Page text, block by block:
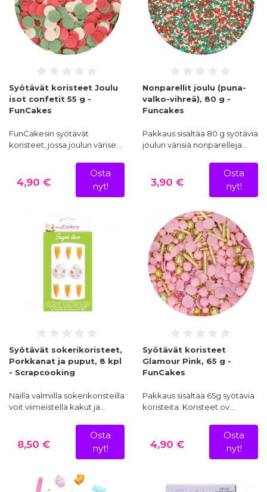
Syötävät koristeet Joulu
isot confetit 55 g -
FunCakes
FunCakesin syötävät
koristeet, jossa joulun värise…
4,90 €
Osta
nyt!
Nonparellit joulu (puna-
valko-vihreä), 80 g -
Funcakes
Pakkaus sisältää 80 g syötäviä
joulun värisiä nonparelleja…
3,90 €
Osta
nyt!
Syötävät sokerikoristeet,
Porkkanat ja puput, 8 kpl
- Scrapcooking
Näillä valmiilla sokerikoristeilla
voit viimeistellä kakut ja…
8,50 €
Osta
nyt!
Syötävät koristeet
Glamour Pink, 65 g -
FunCakes
Pakkaus sisältää 65g syötäviä
koristeita. Koristeet ov…
4,90 €
Osta
nyt!